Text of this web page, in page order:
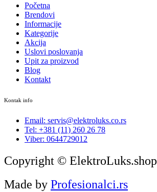
Početna
Brendovi
Informacije
Kategorije
Akcija
Uslovi poslovanja
Upit za proizvod
Blog
Kontakt
Kontak info
Email: servis@elektroluks.co.rs
Tel: +381 (11) 260 26 78
Viber: 0644729012
Copyright © ElektroLuks.shop
Made by Profesionalci.rs